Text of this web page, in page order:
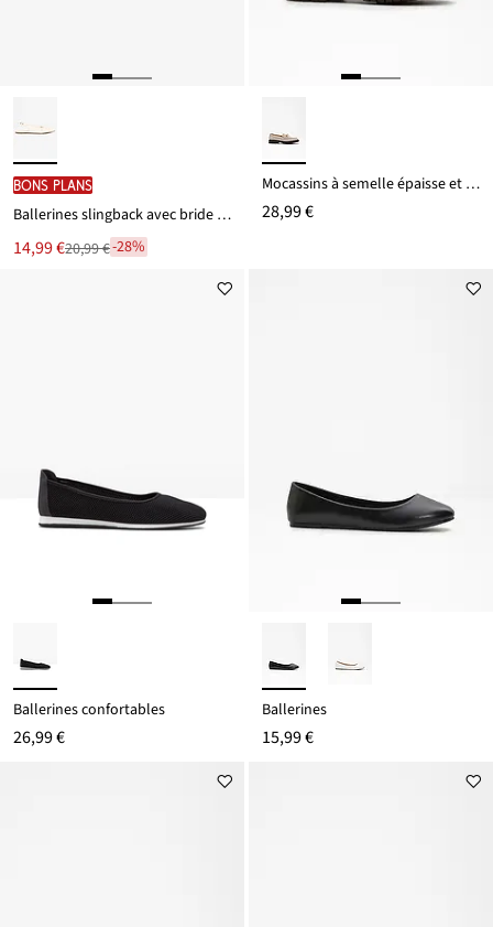
BONS PLANS
Ballerines slingback avec bride décorative
Le
nouveau
14,99 €
Remise20,99 €-28%
Mocassins à semelle épaisse et boucle
28,99 €
Ballerines confortables
26,99 €
Ballerines
15,99 €